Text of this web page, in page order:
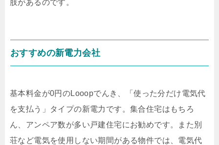
肢があるのです。
おすすめの新電力会社
基本料金が0円のLooopでんき、「使った分だけ電気代
を支払う」タイプの新電力です。集合住宅はもちろ
ん、アンペア数が多い戸建住宅にお勧めです。また別
荘など電気を使用しない期間がある物件では、電気代